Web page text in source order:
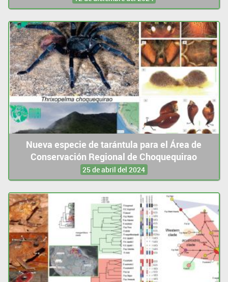
Nueva especie de tarántula para el Área de
Conservación Regional de Choquequirao
25 de abril del 2024